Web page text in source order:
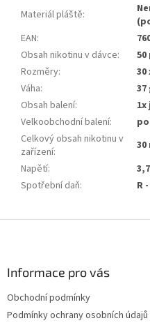
Materiál pláště:
EAN:
Obsah nikotinu v dávce:
50
Rozměry:
30
Váha:
37
Obsah balení:
Velkoobchodní balení:
Celkový obsah nikotinu v
zařízení:
30
Napětí:
Spotřební daň: R
Informace pro vás
Obchodní podmínky
Podmínky ochrany osobních údajů